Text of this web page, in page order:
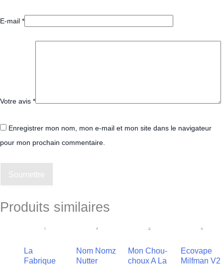
E-mail *
Votre avis *
Enregistrer mon nom, mon e-mail et mon site dans le navigateur
pour mon prochain commentaire.
Soumettre
Produits similaires
La
Fabrique
Nom Nomz
Nutter
Mon Chou-
choux A La
Ecovape
Milfman V2